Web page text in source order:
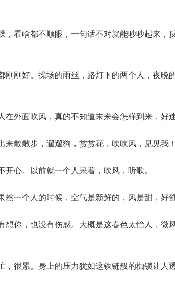
，看啥都不顺眼，一句话不对就能吵吵起来，
刚刚好。操场的雨丝，路灯下的两个人，夜晚
外面吹风，真的不知道未来会怎样到来，好迷
来散散步，遛遛狗，赏赏花，吹吹风，见见我！
心。以前就一个人呆着，吹风，听歌。
一个人的时候，空气是新鲜的，风是甜，好舒
想你，也没有伤感。大概是这春色太怡人，微
很累。身上的压力犹如这铁链般的枷锁让人透